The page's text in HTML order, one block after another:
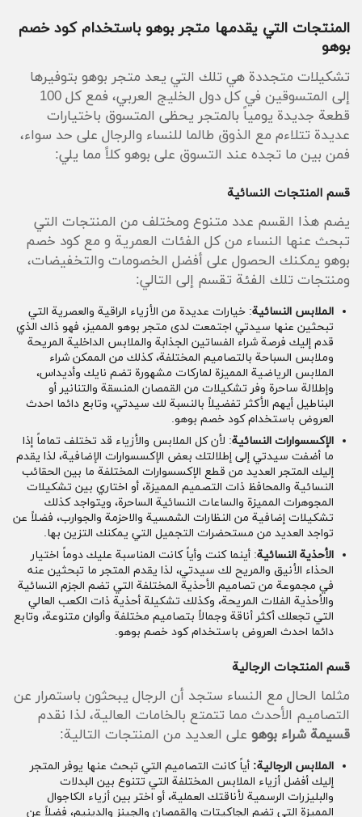
المنتجات التي يقدمها متجر بوهو باستخدام كود خصم
بوهو
تشكيلات متجددة هي تلك التي يعد متجر بوهو بتوفيرها
إلى المتسوقين في كل دول الخليج العربي، فمع كل 100
قطعة جديدة يومياً بالمتجر يحظى المتسوق باختيارات
عديدة تتلاءم مع الذوق طالما للنساء والرجال على حد سواء،
فمن بين ما تجده عند التسوق على بوهو كلاً مما يلي:
قسم المنتجات النسائية
يضم هذا القسم عدد متنوع ومختلف من المنتجات التي
تبحث عنها النساء من كل الفئات العمرية و مع كود خصم
بوهو يمكنك الحصول على أفضل الخصومات والتخفيضات،
ومنتجات تلك الفئة تقسم إلى التالي:
الملابس النسائية: خيارات عديدة من الأزياء الراقية والعصرية التي
تبحثين عنها سيدتي اجتمعت لدى متجر بوهو المميز، فهو ذاك الذي
قدم إليك فرصة شراء الفساتين الجذابة والملابس الداخلية المريحة
وملابس السباحة بالتصاميم المختلفة، كذلك من الممكن شراء
الملابس الرياضية المميزة لماركات مشهورة تضم نايك وأديداس،
وإطلالة ساحرة وفر تشكيلات من القمصان المنسقة والتنانير أو
البناطيل أيهم الأكثر تفضيلاً بالنسبة لك سيدتي، وتابع دائما احدث
العروض باستخدام كود خصم بوهو.
الإكسسوارات النسائية: لأن كل الملابس والأزياء قد تختلف تماماً إذا
ما أضفت سيدتي إلى إطلالتك بعض الإكسسوارات الإضافية، لذا يقدم
إليك المتجر العديد من قطع الإكسسوارات المختلفة ما بين الحقائب
النسائية والمحافظ ذات التصميم المميزة، أو اختاري بين تشكيلات
المجوهرات المميزة والساعات النسائية الساحرة، ويتواجد كذلك
تشكيلات إضافية من النظارات الشمسية والاحزمة والجوارب، فضلاً عن
تواجد العديد من مستحضرات التجميل التي يمكنك التزين بها.
الأحذية النسائية: أينما كنت وأياً كانت المناسبة عليك دوماً اختيار
الحذاء الأنيق والمريح لك سيدتي، لذا يقدم المتجر ما تبحثين عنه
في مجموعة من تصاميم الأحذية المختلفة التي تضم الجزم النسائية
والأحذية الفلات المريحة، وكذلك تشكيلة أحذية ذات الكعب العالي
التي تجعلك أكثر أناقة وجمالاً بتصاميم مختلفة وألوان متنوعة، وتابع
دائما احدث العروض باستخدام كود خصم بوهو.
قسم المنتجات الرجالية
مثلما الحال مع النساء ستجد أن الرجال يبحثون باستمرار عن
التصاميم الأحدث مما تتمتع بالخامات العالية، لذا نقدم
قسيمة شراء بوهو على العديد من المنتجات التالية:
الملابس الرجالية: أياً كانت التصاميم التي تبحث عنها يوفر المتجر
إليك أفضل أزياء الملابس المختلفة التي تتنوع بين البدلات
والبليزرات الرسمية لأناقتك العملية، أو اختر بين أزياء الكاجوال
المميزة التي تضم الجاكيتات والقمصان والجينز والدينيم، فضلاً عن